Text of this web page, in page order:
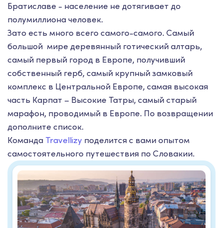
Братиславе - население не дотягивает до
полумиллиона человек.
Зато есть много всего самого-самого. Самый
большой мире деревянный готический алтарь,
самый первый город в Европе, получивший
собственный герб, самый крупный замковый
комплекс в Центральной Европе, самая высокая
часть Карпат – Высокие Татры, самый старый
марафон, проводимый в Европе. По возвращении
дополните список.
Команда Travellizy поделится с вами опытом
самостоятельного путешествия по Словакии.